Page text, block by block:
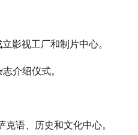
影视工厂和制片中心。
介绍仪式。
语、历史和文化中心。